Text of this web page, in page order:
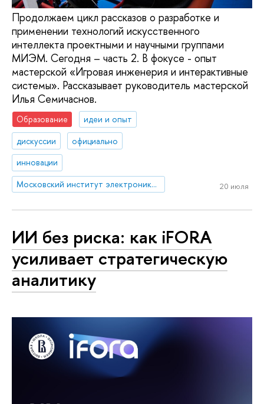
Продолжаем цикл рассказов о разработке и
применении технологий искусственного
интеллекта проектными и научными группами
МИЭМ. Сегодня – часть 2. В фокусе - опыт
мастерской «Игровая инженерия и интерактивные
системы». Рассказывает руководитель мастерской
Илья Семичаснов.
Образование
идеи и опыт
дискуссии
официально
инновации
Московский институт электроники и математики им. А.Н. Тихонова
20 июля
ИИ без риска: как iFORA
усиливает стратегическую
аналитику